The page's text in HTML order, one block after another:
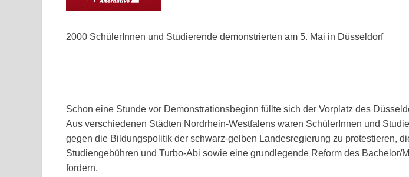
2000 SchülerInnen und Studierende demonstrierten am 5. Mai in Düsseldorf
Schon eine Stunde vor Demonstrationsbeginn füllte sich der Vorplatz des
Aus verschiedenen Städten Nordrhein-Westfalens waren SchülerInnen und
gegen die Bildungspolitik der schwarz-gelben Landesregierung zu protestieren,
Studiengebühren und Turbo-Abi sowie eine grundlegende Reform des Bachelor/
fordern.